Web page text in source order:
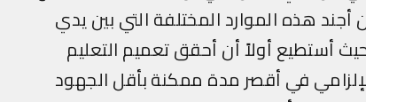
أجند هذه الموارد المختلفة التي بين يدي
أستطيع أولاً أن أحقق تعميم التعليم
في أقصر مدة ممكنة بأقل الجهود